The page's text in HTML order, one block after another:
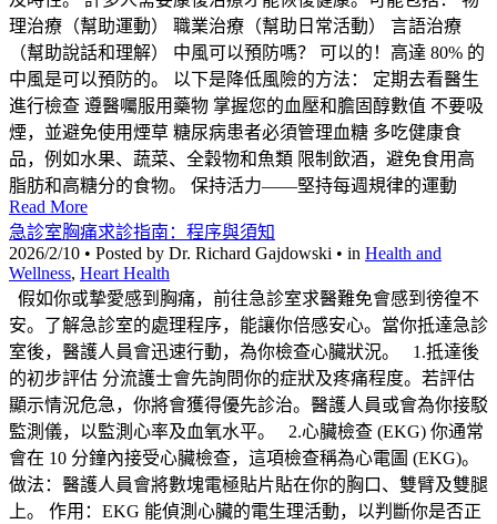
理治療（幫助運動） 職業治療（幫助日常活動） 言語治療
（幫助說話和理解） 中風可以預防嗎？ 可以的！高達 80% 的
中風是可以預防的。 以下是降低風險的方法： 定期去看醫生
進行檢查 遵醫囑服用藥物 掌握您的血壓和膽固醇數值 不要吸
煙，並避免使用煙草 糖尿病患者必須管理血糖 多吃健康食
品，例如水果、蔬菜、全穀物和魚類 限制飲酒，避免食用高
脂肪和高糖分的食物。 保持活力——堅持每週規律的運動
Read More
急診室胸痛求診指南：程序與須知
2026/2/10 • Posted by Dr. Richard Gajdowski • in Health and
Wellness, Heart Health
假如你或摯愛感到胸痛，前往急診室求醫難免會感到徬徨不
安。了解急診室的處理程序，能讓你倍感安心。當你抵達急診
室後，醫護人員會迅速行動，為你檢查心臟狀況。 1.抵達後
的初步評估 分流護士會先詢問你的症狀及疼痛程度。若評估
顯示情況危急，你將會獲得優先診治。醫護人員或會為你接駁
監測儀，以監測心率及血氧水平。 2.心臟檢查 (EKG) 你通常
會在 10 分鐘內接受心臟檢查，這項檢查稱為心電圖 (EKG)。
做法：醫護人員會將數塊電極貼片貼在你的胸口、雙臂及雙腿
上。 作用：EKG 能偵測心臟的電生理活動，以判斷你是否正